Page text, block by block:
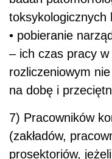
toksykologicznych
• pobieranie
– ich czas pracy
rozliczeniowym
na dobę i
7) Pracowników
(zakładów,
prosektoriów,